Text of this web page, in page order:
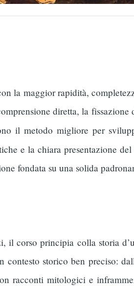
la maggior rapidità,
diretta, la
il metodo migliore per
e la chiara presentazione del
fondata su una solida
il corso principia colla storia
storico ben preciso:
racconti mitologici e